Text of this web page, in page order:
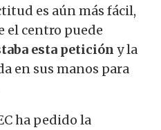
es aún más fácil,
el centro puede
esta petición y la
en sus manos para
ha pedido la